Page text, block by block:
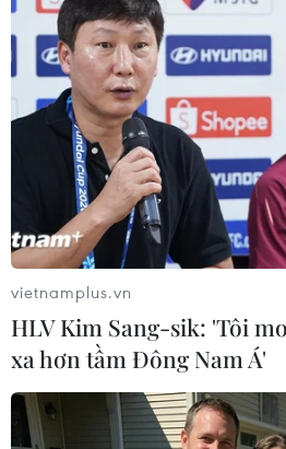
#Mexico #giải cứu #người di
#xe tải
Mexico
Theo dõi VietnamPlus
vietnamplus.vn
HLV Kim Sang-sik: 'Tôi
xa hơn tầm Đông Nam Á'